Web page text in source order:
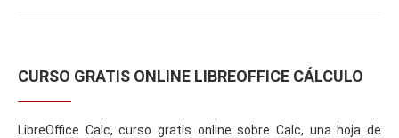
CURSO GRATIS ONLINE LIBREOFFICE CÁLCULO
LibreOffice Calc, curso gratis online sobre Calc, una hoja de